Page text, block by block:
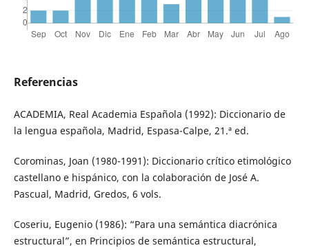
Referencias
ACADEMIA, Real Academia Española (1992): Diccionario de
la lengua española, Madrid, Espasa-Calpe, 21.ª ed.
Corominas, Joan (1980-1991): Diccionario crítico etimológico
castellano e hispánico, con la colaboración de José A.
Pascual, Madrid, Gredos, 6 vols.
Coseriu, Eugenio (1986): “Para una semántica diacrónica
estructural”, en Principios de semántica estructural,